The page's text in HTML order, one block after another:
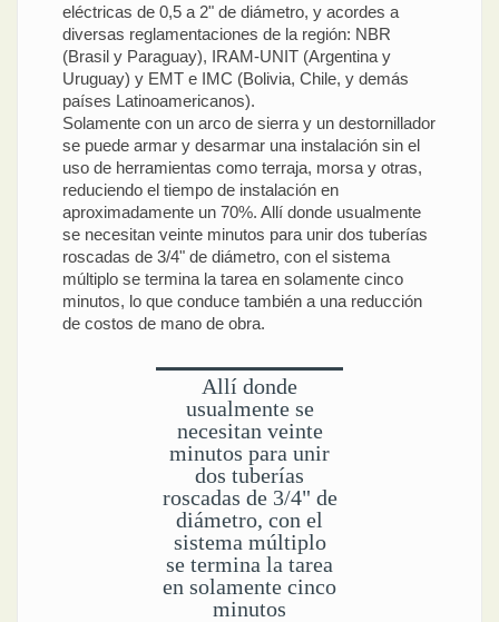
eléctricas de 0,5 a 2" de diámetro, y acordes a
diversas reglamentaciones de la región: NBR
(Brasil y Paraguay), IRAM-UNIT (Argentina y
Uruguay) y EMT e IMC (Bolivia, Chile, y demás
países Latinoamericanos).
Solamente con un arco de sierra y un destornillador
se puede armar y desarmar una instalación sin el
uso de herramientas como terraja, morsa y otras,
reduciendo el tiempo de instalación en
aproximadamente un 70%. Allí donde usualmente
se necesitan veinte minutos para unir dos tuberías
roscadas de 3/4" de diámetro, con el sistema
múltiplo se termina la tarea en solamente cinco
minutos, lo que conduce también a una reducción
de costos de mano de obra.
Allí donde
usualmente se
necesitan veinte
minutos para unir
dos tuberías
roscadas de 3/4" de
diámetro, con el
sistema múltiplo
se termina la tarea
en solamente cinco
minutos